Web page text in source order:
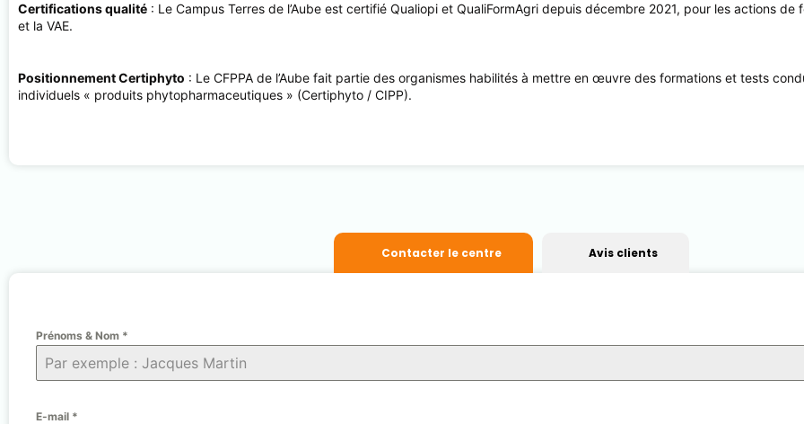
Certifications qualité : Le Campus Terres de l’Aube est certifié Qualiopi et QualiFormAgri depuis décembre 2021, pour les actions de
et la VAE.
Positionnement Certiphyto : Le CFPPA de l’Aube fait partie des organismes habilités à mettre en œuvre des formations et tests
individuels « produits phytopharmaceutiques » (Certiphyto / CIPP).
Contacter le centre Avis clients
Prénoms & Nom *
E-mail *